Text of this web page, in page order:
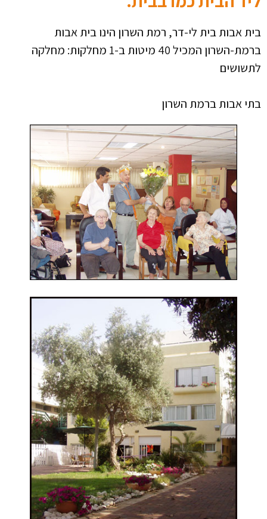
בית אבות בית לי-דר, רמת השרון הינו בית אבות
ברמת-השרון המכיל 40 מיטות ב-1 מחלקות: מחלקה
לתשושים
בתי אבות ברמת השרון